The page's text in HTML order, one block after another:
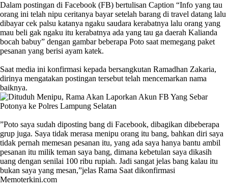
‎Dalam postingan di Facebook (FB) bertulisan Caption “Info yang tau
orang ini telah nipu ceritanya bayar setelah barang di travel datang lalu
dibayar cek palsu katanya ngaku saudara kerabatnya lalu orang yang
mau beli gak ngaku itu kerabatnya ada yang tau ga daerah Kalianda
bocah babuy” dengan gambar beberapa Poto saat memegang paket
pesanan yang berisi ayam katek.
‎Saat media ini konfirmasi kepada bersangkutan Ramadhan Zakaria,
dirinya mengatakan postingan tersebut telah mencemarkan nama
baiknya.
‎”Poto saya sudah diposting bang di Facebook, dibagikan dibeberapa
grup juga. Saya tidak merasa menipu orang itu bang, bahkan diri saya
tidak pernah memesan pesanan itu, yang ada saya hanya bantu ambil
pesanan itu milik teman saya bang, dimana kebetulan saya dikasih
uang dengan senilai 100 ribu rupiah. Jadi sangat jelas bang kalau itu
bukan saya yang mesan,”jelas Rama Saat dikonfirmasi
Memoterkini.com